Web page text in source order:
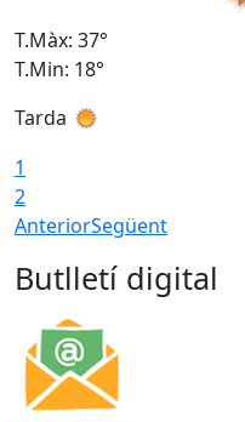
T.Màx: 37°
T.Min: 18°
Tarda
1
2
AnteriorSegüent
Butlletí digital